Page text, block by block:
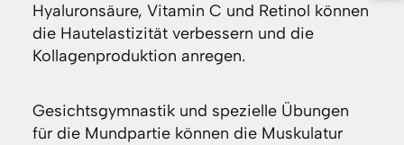
Hyaluronsäure, Vitamin C und Retinol können
die Hautelastizität verbessern und die
Kollagenproduktion anregen.
Gesichtsgymnastik und spezielle Übungen
für die Mundpartie können die Muskulatur